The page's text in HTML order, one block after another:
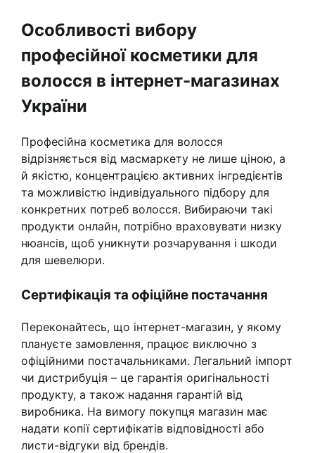
Особливості вибору
професійної косметики для
волосся в інтернет-магазинах
України
Професійна косметика для волосся
відрізняється від масмаркету не лише ціною, а
й якістю, концентрацією активних інгредієнтів
та можливістю індивідуального підбору для
конкретних потреб волосся. Вибираючи такі
продукти онлайн, потрібно враховувати низку
нюансів, щоб уникнути розчарування і шкоди
для шевелюри.
Сертифікація та офіційне постачання
Переконайтесь, що інтернет-магазин, у якому
плануєте замовлення, працює виключно з
офіційними постачальниками. Легальний імпорт
чи дистрибуція – це гарантія оригінальності
продукту, а також надання гарантій від
виробника. На вимогу покупця магазин має
надати копії сертифікатів відповідності або
листи-відгуки від брендів.